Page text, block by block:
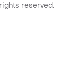
reserved.